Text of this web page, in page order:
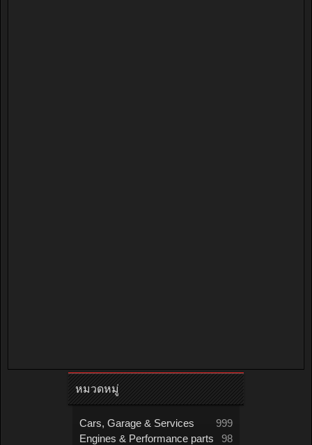
หมวดหมู่
Cars, Garage & Services
999
Engines & Performance parts
98